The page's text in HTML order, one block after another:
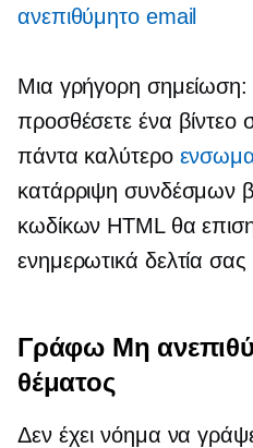
ανεπιθύμητο email
Μια γρήγορη σημείωση:
προσθέσετε ένα βίντεο
πάντα καλύτερο
κατάρριψη συνδέσμων
κωδίκων HTML θα
ενημερωτικά δελτία
Γράφω Μη
θέματος
Δεν έχει νόημα να